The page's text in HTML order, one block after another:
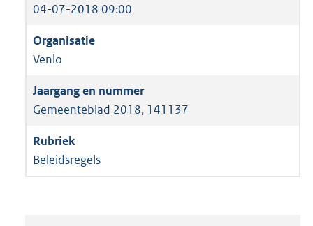
04-07-2018 09:00
Venlo
Gemeenteblad 2018, 141137
Beleidsregels